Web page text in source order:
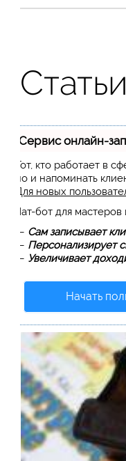
Сервис онлайн-
Тот, кто работает в
но и напоминать
Для новых
Чат-бот для
— Сам записывает
— Персонализирует
— Увеличивает
Начать